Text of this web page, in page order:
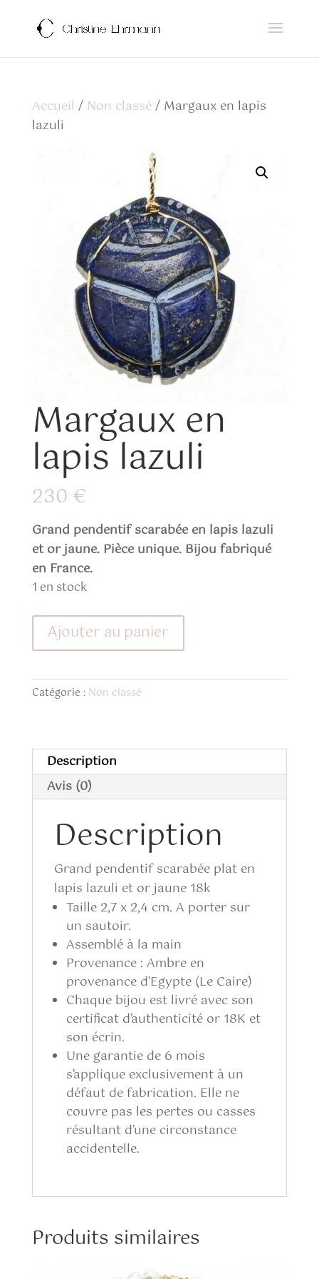
Accueil / Non classé/ Margaux en lapis
lazuli
Margaux en
lapis lazuli
230 €
Grand pendentif scarabée en lapis lazuli
et or jaune. Pièce unique. Bijou fabriqué
en France.
1 en stock
quantité
en
lapis
Ajouter au panier
Catégorie : Non classé
Description
Avis (0)
Description
Grand pendentif scarabée plat en
lapis lazuli et or jaune 18k
Taille 2,7 x 2,4 cm. A porter sur
un sautoir.
Assemblé à la main
Provenance : Ambre en
provenance d’Egypte (Le Caire)
Chaque bijou est livré avec son
certificat d’authenticité or 18K et
son écrin.
Une garantie de 6 mois
s’applique exclusivement à un
défaut de fabrication. Elle ne
couvre pas les pertes ou casses
résultant d’une circonstance
accidentelle.
Produits similaires